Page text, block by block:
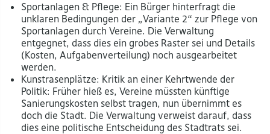
Sportanlagen & Pflege: Ein Bürger hinterfragt die
unklaren Bedingungen der „Variante 2“ zur Pflege von
Sportanlagen durch Vereine. Die Verwaltung
entgegnet, dass dies ein grobes Raster sei und Details
(Kosten, Aufgabenverteilung) noch ausgearbeitet
werden.
Kunstrasenplätze: Kritik an einer Kehrtwende der
Politik: Früher hieß es, Vereine müssten künftige
Sanierungskosten selbst tragen, nun übernimmt es
doch die Stadt. Die Verwaltung verweist darauf, dass
dies eine politische Entscheidung des Stadtrats sei.